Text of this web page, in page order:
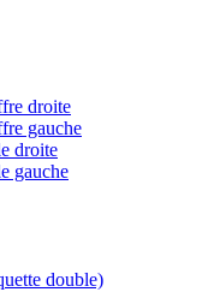
droite
gauche
droite
gauche
double)